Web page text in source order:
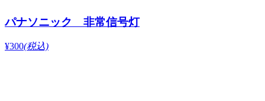
パナソニック 非常信号灯
¥300(税込)